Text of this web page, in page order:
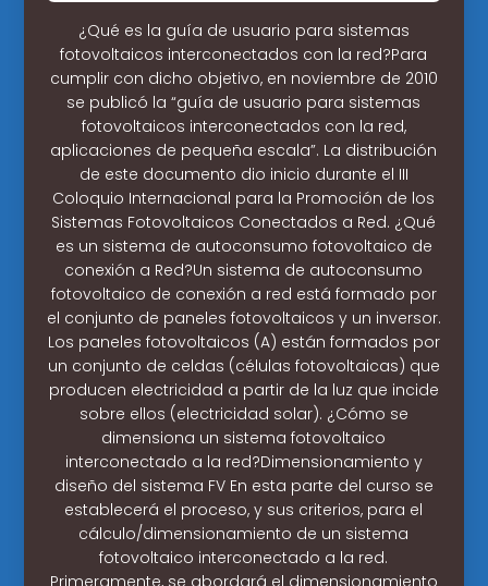
¿Qué es la guía de usuario para sistemas
fotovoltaicos interconectados con la red?Para
cumplir con dicho objetivo, en noviembre de 2010
se publicó la “guía de usuario para sistemas
fotovoltaicos interconectados con la red,
aplicaciones de pequeña escala”. La distribución
de este documento dio inicio durante el III
Coloquio Internacional para la Promoción de los
Sistemas Fotovoltaicos Conectados a Red. ¿Qué
es un sistema de autoconsumo fotovoltaico de
conexión a Red?Un sistema de autoconsumo
fotovoltaico de conexión a red está formado por
el conjunto de paneles fotovoltaicos y un inversor.
Los paneles fotovoltaicos (A) están formados por
un conjunto de celdas (células fotovoltaicas) que
producen electricidad a partir de la luz que incide
sobre ellos (electricidad solar). ¿Cómo se
dimensiona un sistema fotovoltaico
interconectado a la red?Dimensionamiento y
diseño del sistema FV En esta parte del curso se
establecerá el proceso, y sus criterios, para el
cálculo/dimensionamiento de un sistema
fotovoltaico interconectado a la red.
Primeramente, se abordará el dimensionamiento